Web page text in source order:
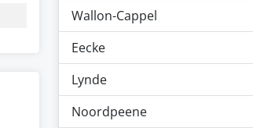
Wallon-Cappel
Eecke
Lynde
Noordpeene